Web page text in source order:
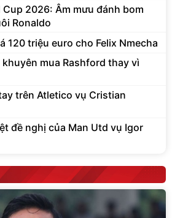
2026: Âm mưu đánh bom
Ronaldo
120 triệu euro cho Felix Nmecha
mua Rashford thay vì
trên Atletico vụ Cristian
đề nghị của Man Utd vụ Igor